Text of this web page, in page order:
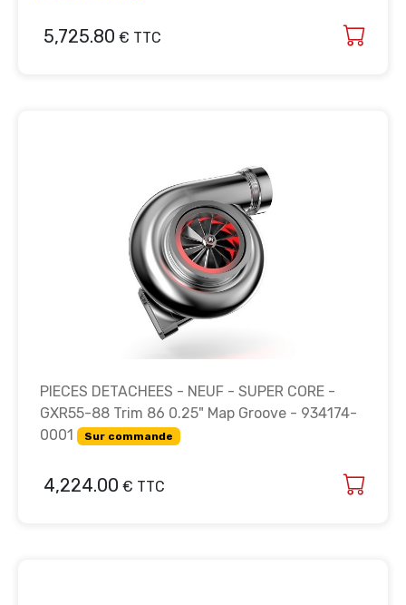
5,725.80 € TTC
PIECES DETACHEES - NEUF - SUPER CORE -
GXR55-88 Trim 86 0.25" Map Groove - 934174-
0001
Sur commande
4,224.00 € TTC